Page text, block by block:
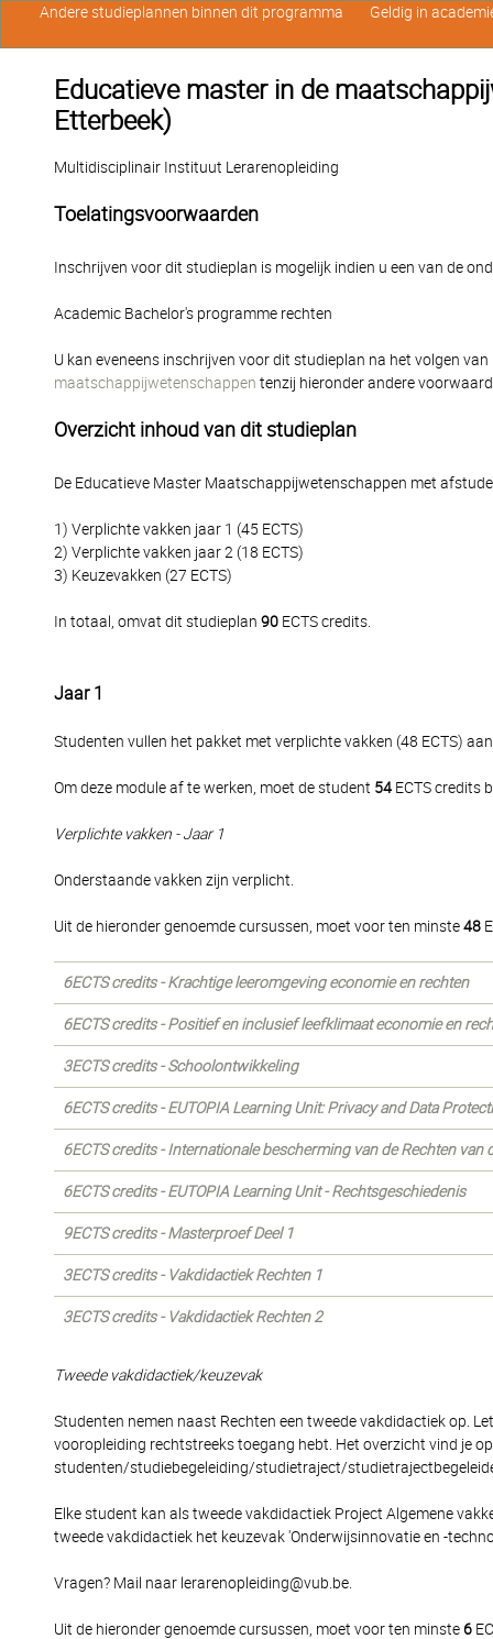
Educatieve master in de
Etterbeek)
Multidisciplinair Instituut Lerarenopleiding
Toelatingsvoorwaarden
Inschrijven voor dit studieplan is mogelijk indien u een van de
Academic Bachelor's programme rechten
U kan eveneens inschrijven voor dit studieplan na het volgen
maatschappijwetenschappen tenzij hieronder andere
Overzicht inhoud van dit studieplan
De Educatieve Master Maatschappijwetenschappen met
1) Verplichte vakken jaar 1 (45 ECTS)
2) Verplichte vakken jaar 2 (18 ECTS)
3) Keuzevakken (27 ECTS)
In totaal, omvat dit studieplan 90 ECTS credits.
Jaar 1
Studenten vullen het pakket met verplichte vakken (48 ECTS)
Om deze module af te werken, moet de student 54 ECTS credits
Verplichte vakken - Jaar 1
Onderstaande vakken zijn verplicht.
Uit de hieronder genoemde cursussen, moet voor ten minste48
6ECTS credits - Krachtige leeromgeving economie en rechten
6ECTS credits - Positief en inclusief leefklimaat economie en
3ECTS credits - Schoolontwikkeling
6ECTS credits - EUTOPIA Learning Unit: Privacy and Data
6ECTS credits - Internationale bescherming van de Rechten van
6ECTS credits - EUTOPIA Learning Unit - Rechtsgeschiedenis
9ECTS credits - Masterproef Deel 1
3ECTS credits - Vakdidactiek Rechten 1
3ECTS credits - Vakdidactiek Rechten 2
Tweede vakdidactiek/keuzevak
Studenten nemen naast Rechten een tweede vakdidactiek op.
vooropleiding rechtstreeks toegang hebt. Het overzicht vind je
studenten/studiebegeleiding/studietraject/
Elke student kan als tweede vakdidactiek Project Algemene
tweede vakdidactiek het keuzevak 'Onderwijsinnovatie en -
Vragen? Mail naar lerarenopleiding@vub.be.
Uit de hieronder genoemde cursussen, moet voor ten minste6
Andere studieplannen binnen dit programma Geldig in